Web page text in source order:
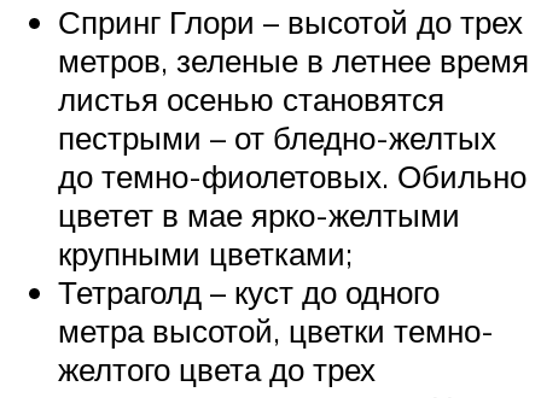
Спринг Глори – высотой до трех
метров, зеленые в летнее время
листья осенью становятся
пестрыми – от бледно-желтых
до темно-фиолетовых. Обильно
цветет в мае ярко-желтыми
крупными цветками;
Тетраголд – куст до одного
метра высотой, цветки темно-
желтого цвета до трех